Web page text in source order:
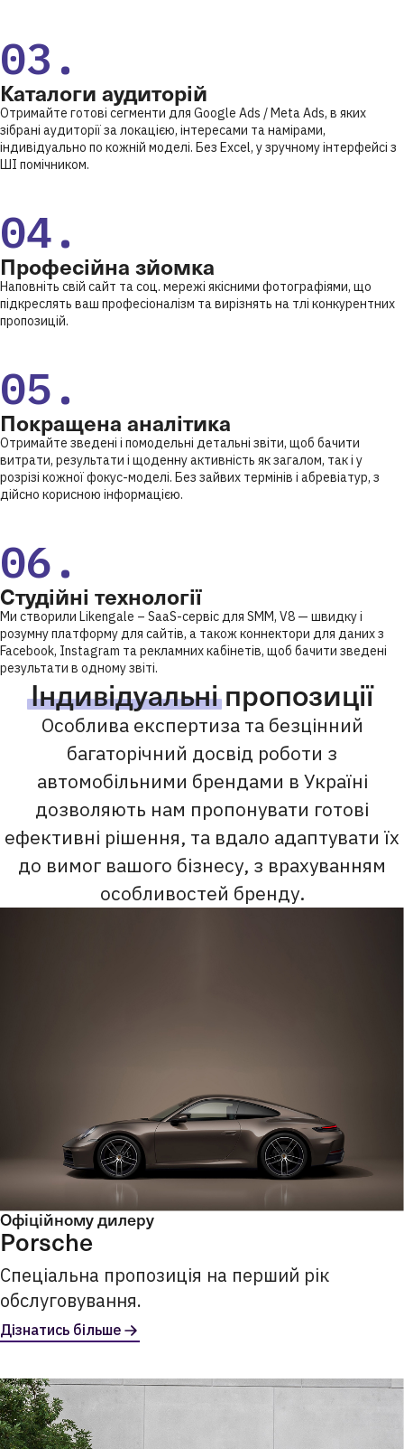
03.
Каталоги аудиторій
Отримайте готові сегменти для Google Ads / Meta Ads, в яких
зібрані аудиторії за локацією, інтересами та намірами,
індивідуально по кожній моделі. Без Excel, у зручному інтерфейсі з
ШІ помічником.
04.
Професійна зйомка
Наповніть свій сайт та соц. мережі якісними фотографіями, що
підкреслять ваш професіоналізм та вирізнять на тлі конкурентних
пропозицій.
05.
Покращена аналітика
Отримайте зведені і помодельні детальні звіти, щоб бачити
витрати, результати і щоденну активність як загалом, так і у
розрізі кожної фокус-моделі. Без зайвих термінів і абревіатур, з
дійсно корисною інформацією.
06.
Студійні технології
Ми створили Likengale – SaaS-сервіс для SMM, V8 — швидку і
розумну платформу для сайтів, а також коннектори для даних з
Facebook, Instagram та рекламних кабінетів, щоб бачити зведені
результати в одному звіті.
Індивідуальніпропозиції
Особлива експертиза та безцінний
багаторічний досвід роботи з
автомобільними брендами в Україні
дозволяють нам пропонувати готові
ефективні рішення, та вдало адаптувати їх
до вимог вашого бізнесу, з врахуванням
особливостей бренду.
Офіційному дилеру
Porsche
Спеціальна пропозиція на перший рік
обслуговування.
Дізнатись більше